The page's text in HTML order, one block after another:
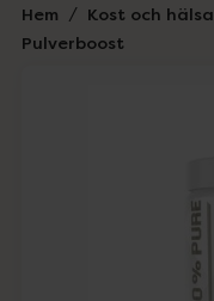
Hem Kost och hälsa
Pulverboost